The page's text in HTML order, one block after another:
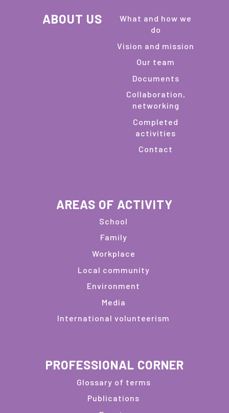
ABOUT US
What and how we
do
Vision and mission
Our team
Documents
Collaboration,
networking
Completed
activities
Contact
AREAS OF ACTIVITY
School
Family
Workplace
Local community
Environment
Media
International volunteerism
PROFESSIONAL CORNER
Glossary of terms
Publications